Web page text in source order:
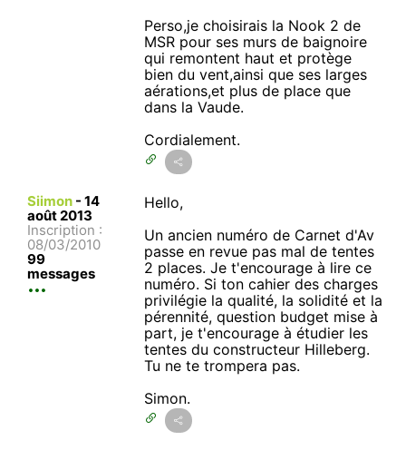
Perso,je choisirais la Nook 2 de
MSR pour ses murs de baignoire
qui remontent haut et protège
bien du vent,ainsi que ses larges
aérations,et plus de place que
dans la Vaude.
Cordialement.
Siimon - 14
août 2013
Inscription :
08/03/2010
99
messages
Hello,
Un ancien numéro de Carnet d'Av
passe en revue pas mal de tentes
2 places. Je t'encourage à lire ce
numéro. Si ton cahier des charges
privilégie la qualité, la solidité et la
pérennité, question budget mise à
part, je t'encourage à étudier les
tentes du constructeur Hilleberg.
Tu ne te trompera pas.
Simon.